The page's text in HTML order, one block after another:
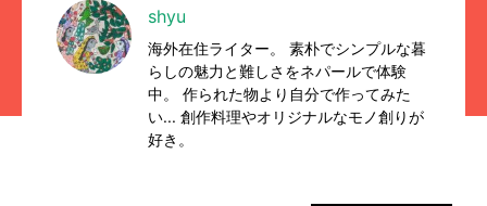
shyu
海外在住ライター。 素朴でシンプルな暮
らしの魅力と難しさをネパールで体験
中。 作られた物より自分で作ってみた
い... 創作料理やオリジナルなモノ創りが
好き。